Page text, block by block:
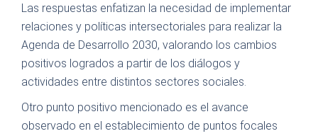
Las respuestas enfatizan la necesidad de implementar
relaciones y políticas intersectoriales para realizar la
Agenda de Desarrollo 2030, valorando los cambios
positivos logrados a partir de los diálogos y
actividades entre distintos sectores sociales.
Otro punto positivo mencionado es el avance
observado en el establecimiento de puntos focales